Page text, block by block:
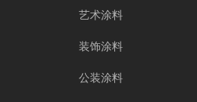
艺术涂料
装饰涂料
公装涂料